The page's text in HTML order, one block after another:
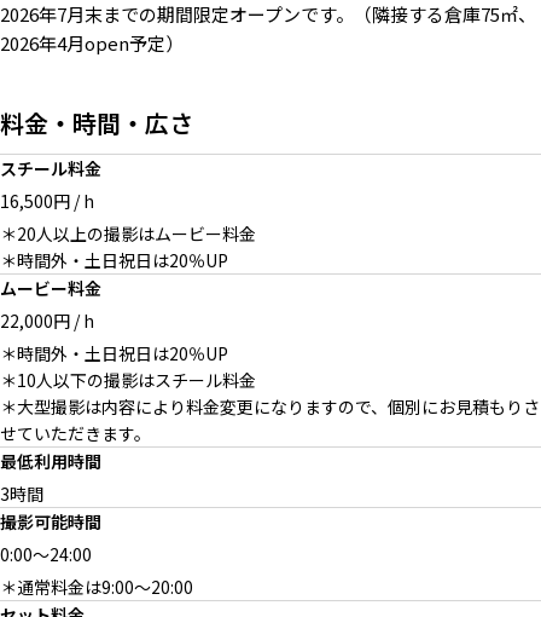
可動壁（ウッド面）と乱射光
布や鏡、プロジェクターでの演
出も
オプション：隣接する倉庫
幾何学造形のイントレ（可動
倉庫スタジオ外観 駐車場9台分
外観と駐車場を使った屋外撮影
も
オプション：隣接する倉庫
スタジオ向かいの交差点
2026年7月末までの期間限定オープンです。（隣接する倉庫75㎡、
2026年4月open予定）
料金・時間・広さ
スチール料金
16,500円 / h
＊20人以上の撮影はムービー料金
＊時間外・土日祝日は20％UP
ムービー料金
22,000円 / h
＊時間外・土日祝日は20％UP
＊10人以下の撮影はスチール料金
＊大型撮影は内容により料金変更になりますので、個別にお見積もりさ
せていただきます。
最低利用時間
3時間
撮影可能時間
0:00～24:00
＊通常料金は9:00〜20:00